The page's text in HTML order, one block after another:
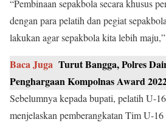
“Pembinaan sepakbola secara khusus
dengan para pelatih dan pegiat
lakukan agar sepakbola kita lebih
Baca Juga Turut Bangga, Polres
Penghargaan Kompolnas Award
Sebelumnya kepada bupati, pelatih U-
menjelaskan pemberangkatan Tim U-